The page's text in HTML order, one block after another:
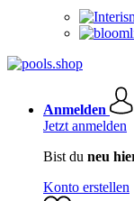
Anmelden
Jetzt anmelden
Bist du neu
Konto erstellen